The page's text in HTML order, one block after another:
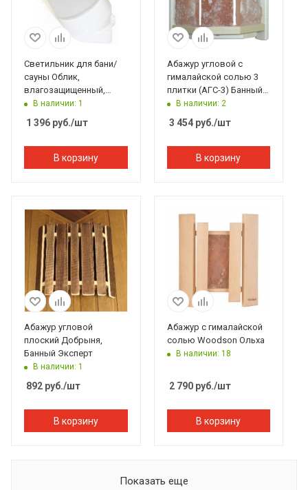
Светильник для бани/
сауны Облик,
влагозащищенный,
термостойкий 401,
угловой 45°
В наличии: 1
1 396 руб./шт
В корзину
Абажур угловой с
гималайской солью 3
плитки (АГС-3) Банный
Эксперт
В наличии: 2
3 454руб./шт
В корзину
Абажур угловой
плоский Добрыня,
Банный Эксперт
В наличии: 1
892 руб./шт
В корзину
Абажур с гималайской
солью Woodson Ольха
В наличии: 18
2 790руб./шт
В корзину
Показать еще